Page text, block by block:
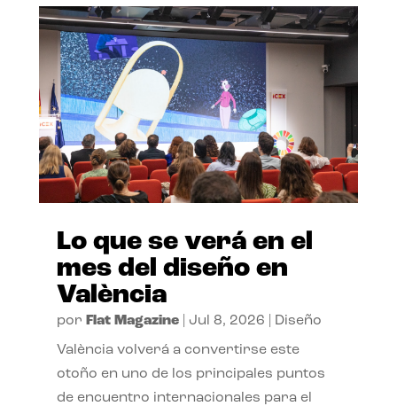
Lo que se verá en el
mes del diseño en
València
por Flat Magazine| Jul 8, 2026 Diseño
València volverá a convertirse este
otoño en uno de los principales puntos
de encuentro internacionales para el